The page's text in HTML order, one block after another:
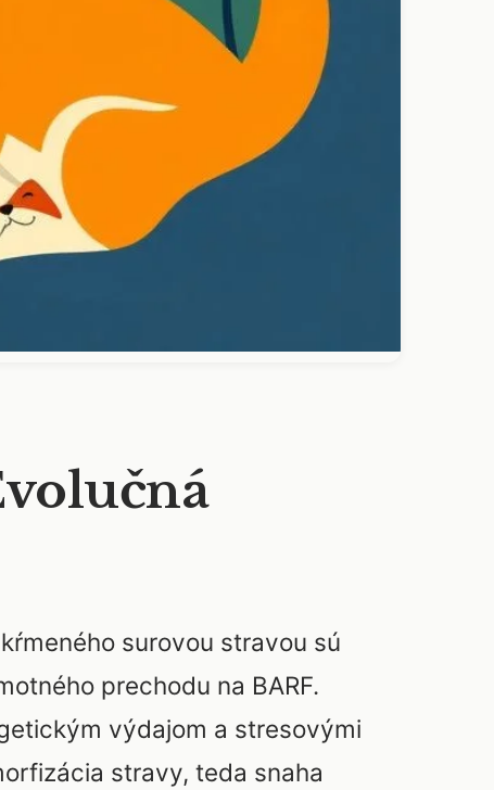
surovou stravou sú
prechodu na BARF.
výdajom a stresovými
stravy, teda snaha